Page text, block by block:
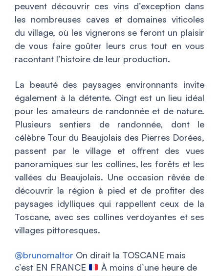
peuvent découvrir ces vins d’exception dans
les nombreuses caves et domaines viticoles
du village, où les vignerons se feront un plaisir
de vous faire goûter leurs crus tout en vous
racontant l’histoire de leur production.
La beauté des paysages environnants invite
également à la détente. Oingt est un lieu idéal
pour les amateurs de randonnée et de nature.
Plusieurs sentiers de randonnée, dont le
célèbre Tour du Beaujolais des Pierres Dorées,
passent par le village et offrent des vues
panoramiques sur les collines, les forêts et les
vallées du Beaujolais. Une occasion rêvée de
découvrir la région à pied et de profiter des
paysages idylliques qui rappellent ceux de la
Toscane, avec ses collines verdoyantes et ses
villages pittoresques.
@brunomaltor On dirait la TOSCANE mais
c’est EN FRANCE
À moins d’une heure de